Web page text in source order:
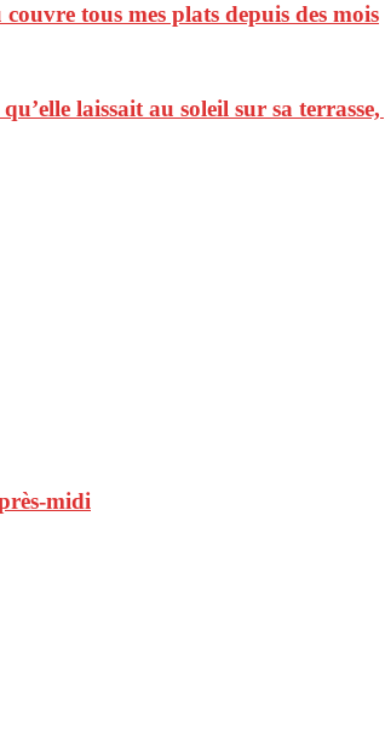
tous mes plats depuis des mois
laissait au soleil sur sa
midi